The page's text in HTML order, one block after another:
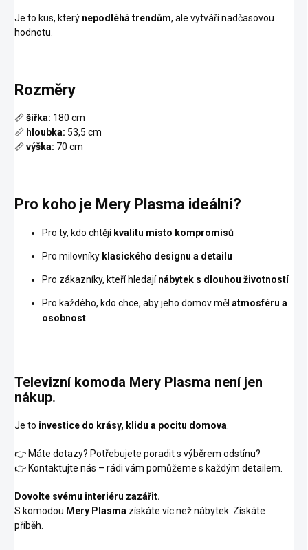
Je to kus, který nepodléhá trendům, ale vytváří nadčasovou
hodnotu.
Rozměry
📏 šířka: 180 cm
📏 hloubka: 53,5 cm
📏 výška: 70 cm
Pro koho je Mery Plasma ideální?
Pro ty, kdo chtějí kvalitu místo kompromisů
Pro milovníky klasického designu a detailu
Pro zákazníky, kteří hledajínábytek s dlouhou životností
Pro každého, kdo chce, aby jeho domov měl atmosféru a
osobnost
Televizní komoda Mery Plasma není jen
nákup.
Je to investice do krásy, klidu a pocitu domova
👉 Máte dotazy? Potřebujete poradit s výběrem odstínu?
👉 Kontaktujte nás – rádi vám pomůžeme s každým detailem.
Dovolte svému interiéru zazářit.
S komodou Mery Plasma získáte víc než nábytek. Získáte
příběh.